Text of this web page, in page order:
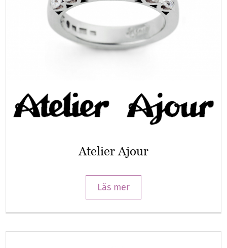
Atelier Ajour
Läs mer